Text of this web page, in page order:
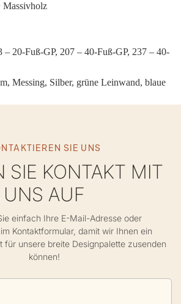
Massivholz
– 20-Fuß-GP, 207 – 40-Fuß-GP, 237 – 40-
Messing, Silber, grüne Leinwand, blaue
SIE UNS
SIE KONTAKT MIT
UNS AUF
einfach Ihre E-Mail-Adresse oder
Kontaktformular, damit wir Ihnen ein
für unsere breite Designpalette zusenden
können!